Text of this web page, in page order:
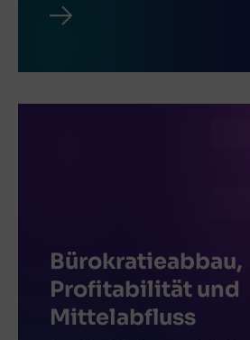
Bürokratieabbau,
Profitabilität und
Mittelabfluss